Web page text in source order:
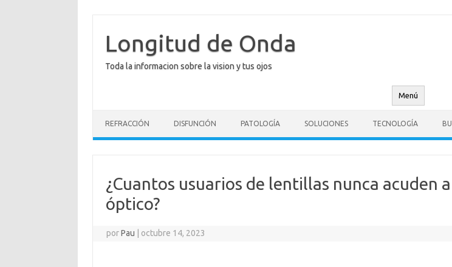
contenido
Longitud de Onda
Toda la informacion sobre la vision y tus ojos
Menú
REFRACCIÓN DISFUNCIÓN PATOLOGÍA SOLUCIONES TECNOLOGÍA
¿Cuantos usuarios de lentillas nunca acuden
óptico?
porPau octubre 14, 2023